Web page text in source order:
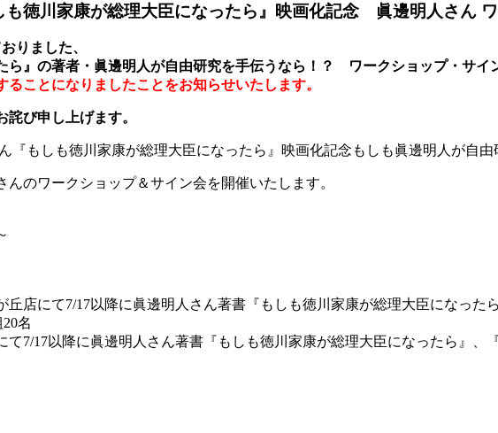
徳川家康が総理大臣になったら』映画化記念 眞邊明人さん
りました、
ら』の著者・眞邊明人が自由研究を手伝うなら！？ ワークショップ・サイ
ることになりましたことをお知らせいたします。
び申し上げます。
『もしも徳川家康が総理大臣になったら』映画化記念もしも眞邊明人が自由
のワークショップ＆サイン会を開催いたします。
丘店にて7/17以降に眞邊明人さん著書『もしも徳川家康が総理大臣になっ
名
7/17以降に眞邊明人さん著書『もしも徳川家康が総理大臣になったら』